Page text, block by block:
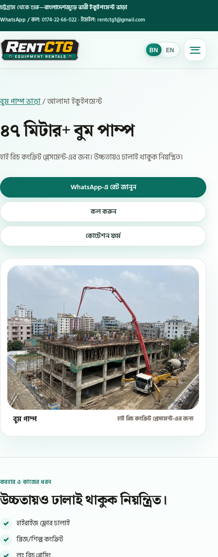
চট্টগ্রাম থেকে শুরু—বাংলাদেশজুড়ে ভারী ইকুইপমেন্ট ভাড়া
WhatsApp / কল:0174-22-66-022· ইমেইল:rentctg1@gmail.com
BN EN
BN
বুম পাম্প ভাড়া/ আলাদা ইকুইপমেন্ট
৪৭ মিটার+ বুম পাম্প
হাই রিচ কংক্রিট প্লেসমেন্ট-এর জন্য। উচ্চতায়ও ঢালাই থাকুক নিয়ন্ত্রিত।
WhatsApp-এ রেট জানুন
কল করুন
কোটেশন ফর্ম
বুম পাম্প হাই রিচ কংক্রিট প্লেসমেন্ট-এর জন্য
ব্যবহার ও কাজের ধরন
উচ্চতায়ও ঢালাই থাকুক নিয়ন্ত্রিত।
হাইরাইজ ফ্লোর ঢালাই
ব্রিজ/শিল্প কংক্রিট